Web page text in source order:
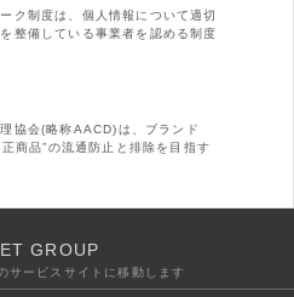
ク制度は、個人情報について適切
整備している事業者を認める制度
協会(略称AACD)は、ブランド
正商品”の流通防止と排除を目指す
GROUP
サービスサイトに移動します